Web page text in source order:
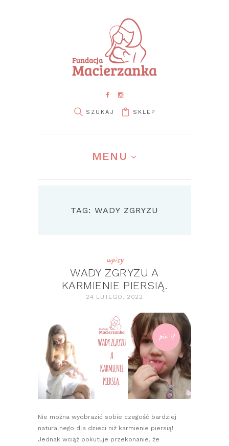
SKLEP
MENU
TAG: WADY ZGRYZU
wpisy
WADY ZGRYZU A
KARMIENIE PIERSIĄ.
24 LUTEGO, 2022
pin it
Nie można wyobrazić sobie czegość bardziej
naturalnego dla dzieci niż karmienie piersią!
Jednak wciąż pokutuje przekonanie, że